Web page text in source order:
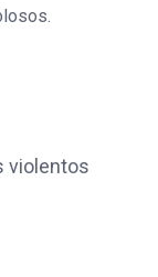
violentos